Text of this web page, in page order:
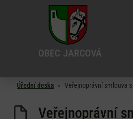
OBEC JARCOVÁ
Úřední deska » Veřejnoprávní smlouva
Veřejnoprávní